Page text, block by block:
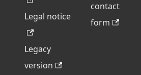
Legal notice
Legacy
version
contact
form